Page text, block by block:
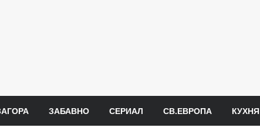
ЗАБАВНО СЕРИАЛ СВ.ЕВРОПА КУХНЯ